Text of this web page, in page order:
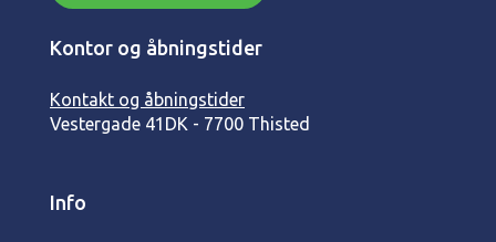
Kontor og åbningstider
Kontakt og åbningstider
Vestergade 41 DK - 7700 Thisted
Info